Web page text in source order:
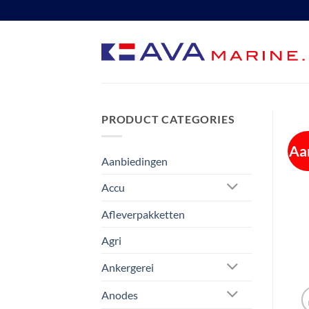
naar
PRODUCT CATEGORIES
Aanbiedingen
Accu
Afleverpakketten
Agri
Ankergerei
Anodes